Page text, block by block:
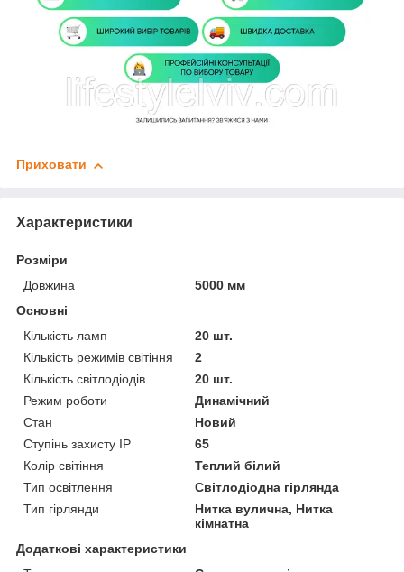
Приховати
Характеристики
Розміри
Довжина
5000 мм
Основні
Кількість ламп
20 шт.
Кількість режимів світіння
2
Кількість світлодіодів
20 шт.
Режим роботи
Динамічний
Стан
Новий
Ступінь захисту IP
65
Колір світіння
Теплий білий
Тип освітлення
Світлодіодна гірлянда
Тип гірлянди
Нитка вулична, Нитка
кімнатна
Додаткові характеристики